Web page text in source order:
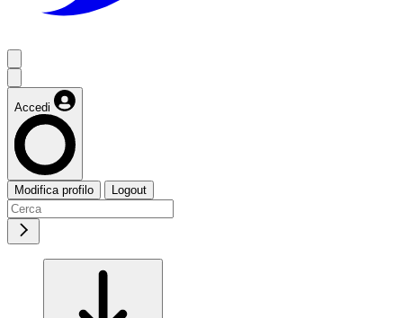
Accedi
Modifica profilo Logout